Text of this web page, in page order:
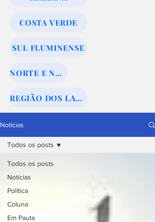
COSTA VERDE
SUL FLUMINENSE
NORTE E NOROESTE
REGIÃO DOS LAGOS
Notícias
Todos os posts
Notícias
Política
Coluna
Em Pauta
Todos os posts